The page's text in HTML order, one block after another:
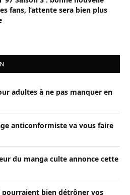
fans, l’attente sera bien plus
adultes à ne pas manquer en
anticonformiste va vous faire
du manga culte annonce cette
pourraient bien détrôner vos